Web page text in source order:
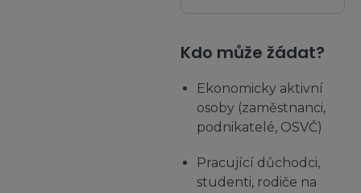
Kdo může žádat?
Ekonomicky aktivní
osoby (zaměstnanci,
podnikatelé, OSVČ)
Pracující důchodci,
studenti, rodiče na